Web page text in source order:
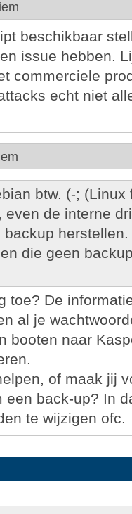
beschikbaar
issue hebben.
commerciele
echt niet
btw. (-; (Linux
de interne
die geen
toe? De
al je
booten naar
of maak jij
een back-up? In
te wijzigen ofc.